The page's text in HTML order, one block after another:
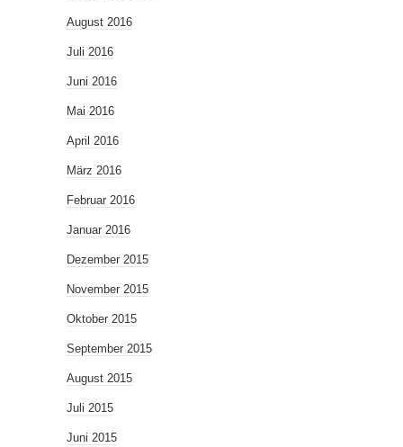
August 2016
Juli 2016
Juni 2016
Mai 2016
April 2016
März 2016
Februar 2016
Januar 2016
Dezember 2015
November 2015
Oktober 2015
September 2015
August 2015
Juli 2015
Juni 2015